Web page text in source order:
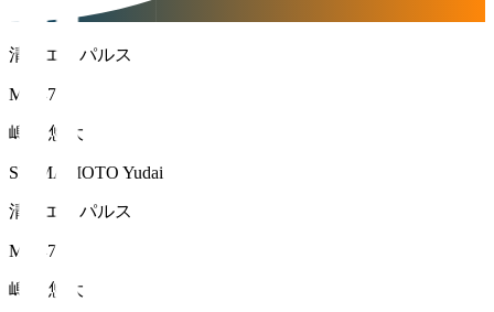
清水エスパルス
MF 47
嶋本 悠大
SHIMAMOTO Yudai
清水エスパルス
MF 47
嶋本 悠大